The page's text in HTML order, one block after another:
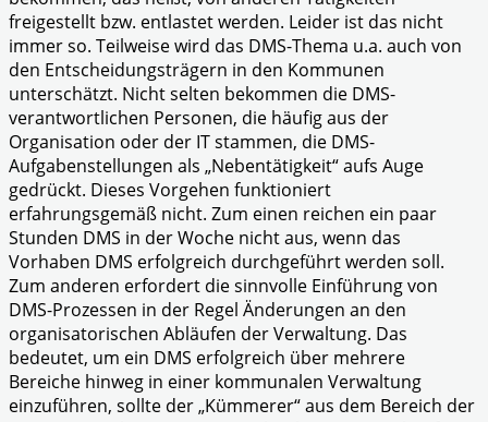
freigestellt bzw. entlastet werden. Leider ist das nicht
immer so. Teilweise wird das DMS-Thema u.a. auch von
den Entscheidungsträgern in den Kommunen
unterschätzt. Nicht selten bekommen die DMS-
verantwortlichen Personen, die häufig aus der
Organisation oder der IT stammen, die DMS-
Aufgabenstellungen als „Nebentätigkeit“ aufs Auge
gedrückt. Dieses Vorgehen funktioniert
erfahrungsgemäß nicht. Zum einen reichen ein paar
Stunden DMS in der Woche nicht aus, wenn das
Vorhaben DMS erfolgreich durchgeführt werden soll.
Zum anderen erfordert die sinnvolle Einführung von
DMS-Prozessen in der Regel Änderungen an den
organisatorischen Abläufen der Verwaltung. Das
bedeutet, um ein DMS erfolgreich über mehrere
Bereiche hinweg in einer kommunalen Verwaltung
einzuführen, sollte der „Kümmerer“ aus dem Bereich der